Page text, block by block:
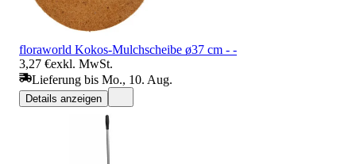
floraworld Kokos-Mulchscheibe ø37 cm - -
3,27 €exkl. MwSt.
Lieferung bis Mo., 10. Aug.
Details anzeigen